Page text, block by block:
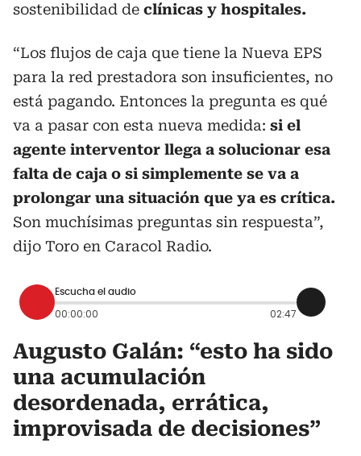
sostenibilidad de clínicas y hospitales.
“Los flujos de caja que tiene la Nueva EPS
para la red prestadora son insuficientes, no
está pagando. Entonces la pregunta es qué
va a pasar con esta nueva medida: si el
agente interventor llega a solucionar esa
falta de caja o si simplemente se va a
prolongar una situación que ya es crítica.
Son muchísimas preguntas sin respuesta”,
dijo Toro en Caracol Radio.
Escucha el audio
00:00:00 02:47
Augusto Galán: “esto ha sido
una acumulación
desordenada, errática,
improvisada de decisiones”